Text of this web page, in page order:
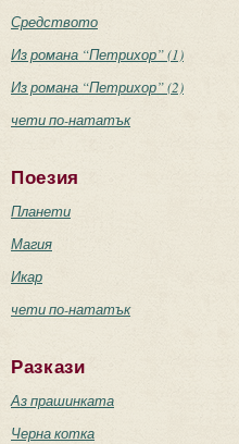
Средството
Из романа “Петрихор” (1)
Из романа “Петрихор” (2)
чети по-нататък
Поезия
Планети
Магия
Икар
чети по-нататък
Разкази
Аз прашинката
Черна котка